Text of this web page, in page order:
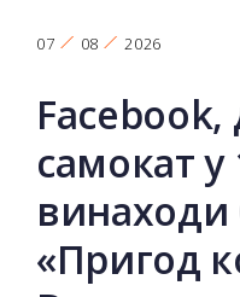
07 08 2026
Facebook,
самокат у
винаходи
«Пригод